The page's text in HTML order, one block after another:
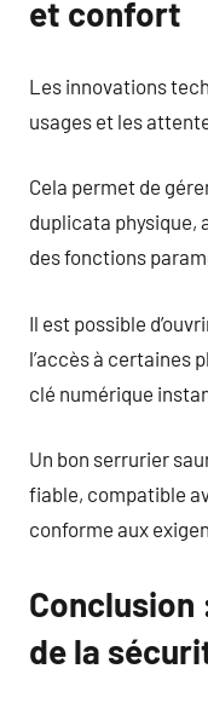
et confort
Les innovations
usages et les
Cela permet de
duplicata physique,
des fonctions
Il est possible
l’accès à certaines
clé numérique
Un bon serrurier
fiable, compatible
conforme aux
de la